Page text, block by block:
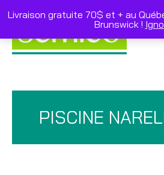
to
PISCINE
Livraison gratuite 70$ et + au
Brunswick !